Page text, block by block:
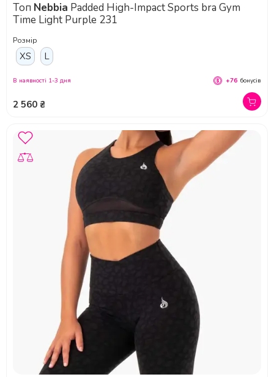
Топ Nebbia Padded High-Impact Sports bra Gym
Time Light Purple 231
Розмір
XS L
2 560 ₴
В наявності 1-3 дня +76 бонусів